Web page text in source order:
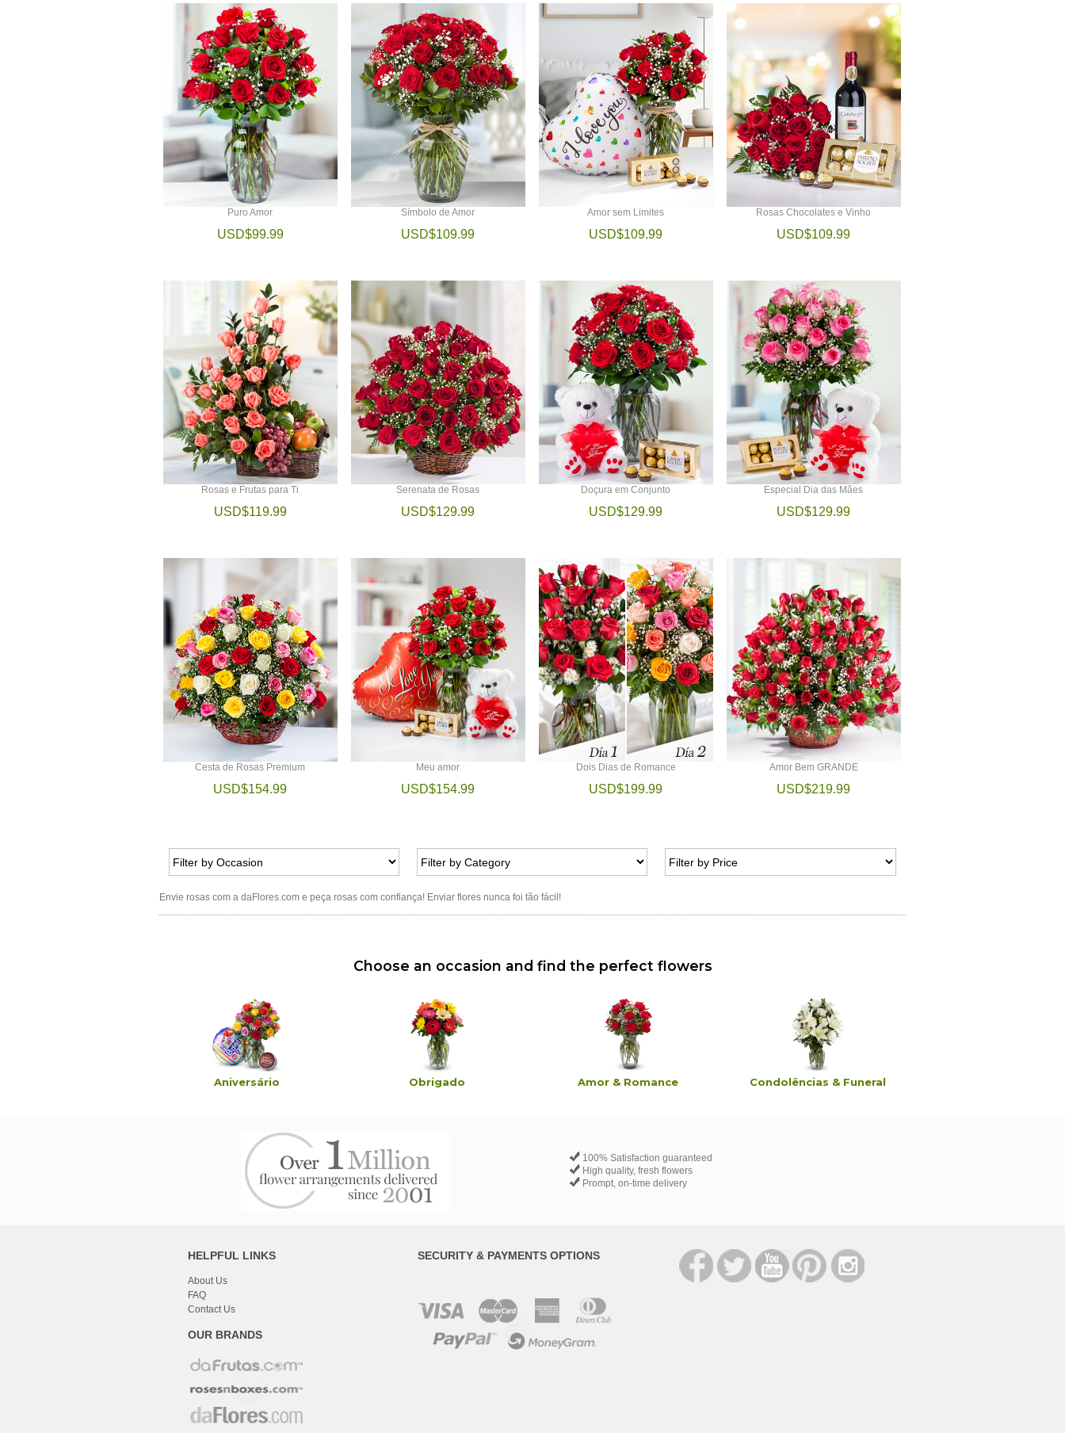
Puro Amor
USD$99.99
Símbolo de Amor
USD$109.99
Amor sem Limites
USD$109.99
Rosas Chocolates e Vinho
USD$109.99
Rosas e Frutas para Ti
USD$119.99
Serenata de Rosas
USD$129.99
Doçura em Conjunto
USD$129.99
Especial Dia das Mães
USD$129.99
Cesta de Rosas Premium
USD$154.99
Meu amor
USD$154.99
Dois Dias de Romance
USD$199.99
Amor Bem GRANDE
USD$219.99
Envie rosas com a daFlores.com e peça rosas com confiança! Enviar flores nunca foi tão fácil!
Choose an occasion and find the perfect flowers
Aniversário Obrigado Amor & Romance Condolências & Funeral
100% Satisfaction guaranteed
High quality, fresh flowers
Prompt, on-time delivery
HELPFUL LINKS
About Us
FAQ
Contact Us
OUR BRANDS
SECURITY & PAYMENTS OPTIONS